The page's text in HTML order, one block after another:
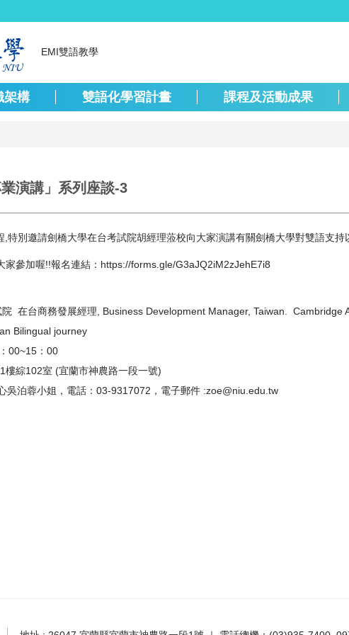
EMI雙語教學
架構 雙語化學習計畫 課程及活動成果
演講」系列座談-3
特別邀請劍橋大學在台考試院胡經理蒞校向大家演講有關劍橋大學對雙語支持
參加喔!!報名連結： https://forms.gle/G3aJQ2iM2zJehE7i8
在台商務發展經理, Business Development Manager, Taiwan. Cambridge
Bilingual journey
00~15：00
樓綜102室 (宜蘭市神農路一段一號)
吳泊蓉小姐，電話：03-9317072，電子郵件 :zoe@niu.edu.tw